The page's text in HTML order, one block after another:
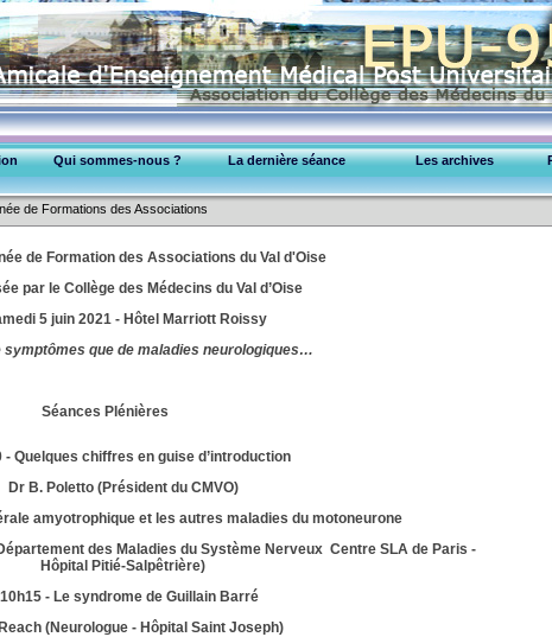
de Formations des Associations
de Formation des Associations du Val d'Oise
par le Collège des Médecins du Val d’Oise
5 juin 2021 - Hôtel Marriott Roissy
symptômes que de maladies neurologiques…
Séances Plénières
- Quelques chiffres en guise d’introduction
Dr B. Poletto (Président du CMVO)
amyotrophique et les autres maladies du motoneurone
des Maladies du Système Nerveux Centre SLA de Paris -
Hôpital Pitié-Salpêtrière)
- Le syndrome de Guillain Barré
Reach (Neurologue - Hôpital Saint Joseph)
Qui sommes-nous ?
EPU-95 Montmorency
Collège Médecins (95)
La dernière séance
Les archives
Cardiologie
Rhumatologie & Orthopédie